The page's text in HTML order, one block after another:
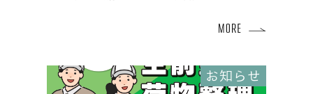
お知らせ